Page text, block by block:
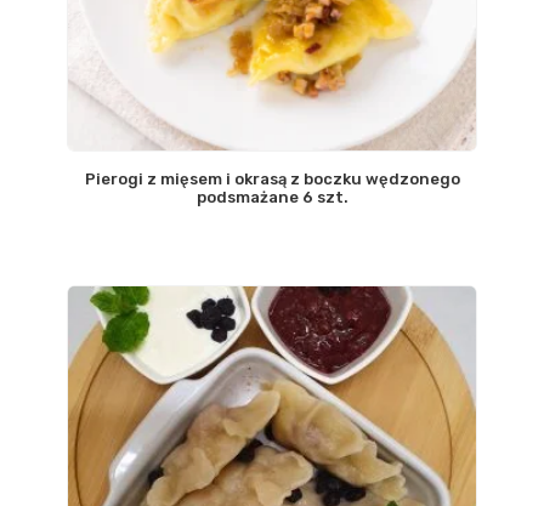
Pierogi z mięsem i okrasą z boczku wędzonego
podsmażane 6 szt.